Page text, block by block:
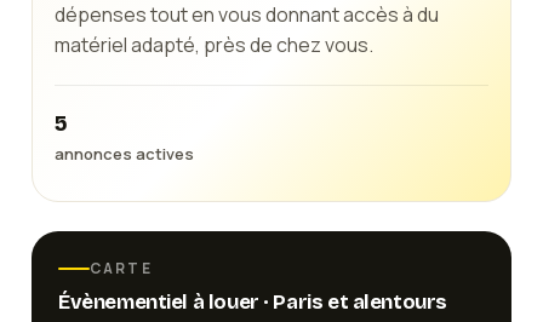
dépenses tout en vous donnant accès à du
matériel adapté, près de chez vous.
5
annonces actives
CARTE
Évènementiel à louer · Paris et alentours